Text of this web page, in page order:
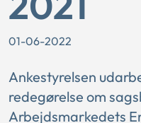
01-06-2022
Ankestyrelsen
redegørelse om
Arbejdsmarkedets